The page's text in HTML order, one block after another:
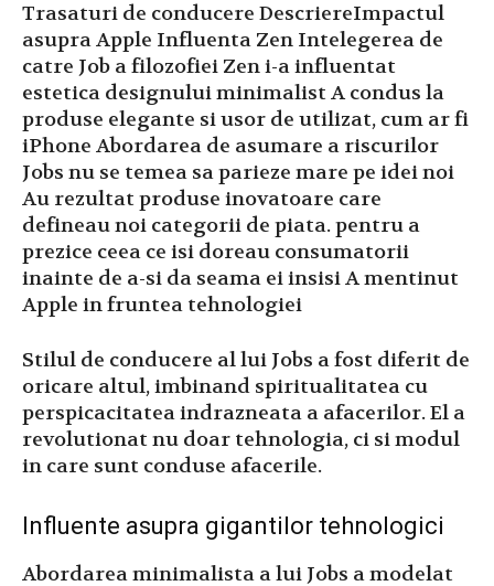
Trasaturi de conducere DescriereImpactul
asupra Apple Influenta Zen Intelegerea de
catre Job a filozofiei Zen i-a influentat
estetica designului minimalist A condus la
produse elegante si usor de utilizat, cum ar fi
iPhone Abordarea de asumare a riscurilor
Jobs nu se temea sa parieze mare pe idei noi
Au rezultat produse inovatoare care
defineau noi categorii de piata. pentru a
prezice ceea ce isi doreau consumatorii
inainte de a-si da seama ei insisi A mentinut
Apple in fruntea tehnologiei
Stilul de conducere al lui Jobs a fost diferit de
oricare altul, imbinand spiritualitatea cu
perspicacitatea indrazneata a afacerilor. El a
revolutionat nu doar tehnologia, ci si modul
in care sunt conduse afacerile.
Influente asupra gigantilor tehnologici
Abordarea minimalista a lui Jobs a modelat